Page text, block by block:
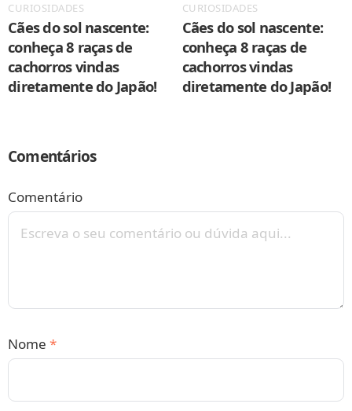
CURIOSIDADES
Cães do sol nascente:
conheça 8 raças de
cachorros vindas
diretamente do Japão!
CURIOSIDADES
Cães do sol nascente:
conheça 8 raças de
cachorros vindas
diretamente do Japão!
Comentários
Comentário
Nome *